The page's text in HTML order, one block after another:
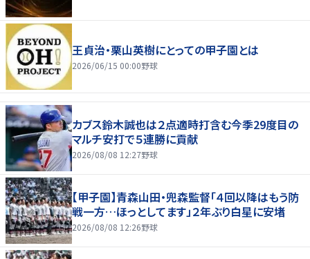
王貞治・栗山英樹にとっての甲子園とは
2026/06/15 00:00野球
カブス鈴木誠也は２点適時打含む今季29度目の
マルチ安打で５連勝に貢献
2026/08/08 12:27野球
【甲子園】青森山田・兜森監督「４回以降はもう防
戦一方…ほっとしてます」２年ぶり白星に安堵
2026/08/08 12:26野球